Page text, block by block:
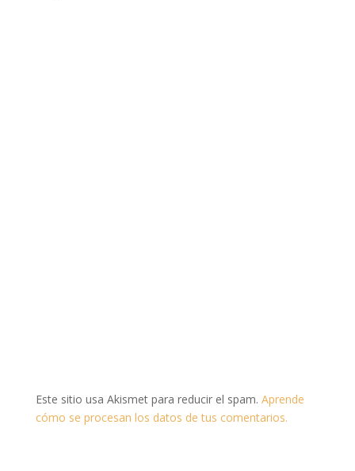
Este sitio usa Akismet para reducir el spam. Aprende
cómo se procesan los datos de tus comentarios.